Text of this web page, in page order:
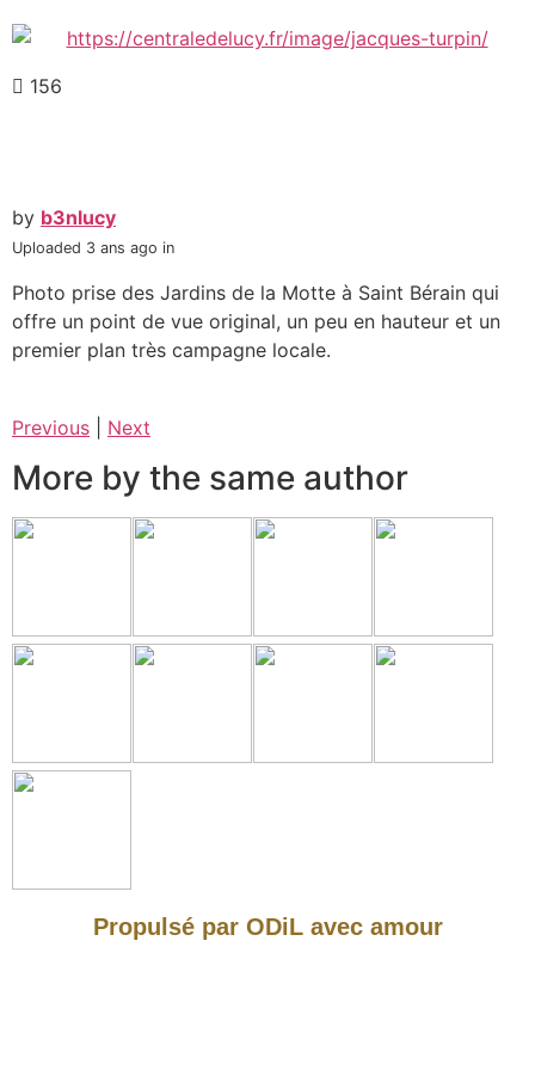
156
by b3nlucy
Uploaded 3 ans ago in
Photo prise des Jardins de la Motte à Saint Bérain qui
offre un point de vue original, un peu en hauteur et un
premier plan très campagne locale.
Previous Next
More by the same author
Propulsé par ODiL avec amour